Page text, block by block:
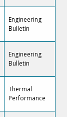
Engineering
Bulletin
Engineering
Bulletin
Thermal
Performance